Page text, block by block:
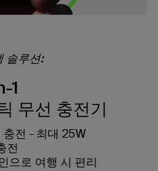
솔루션:
1
무선 충전기
충전 - 최대 25W
전
으로 여행 시 편리